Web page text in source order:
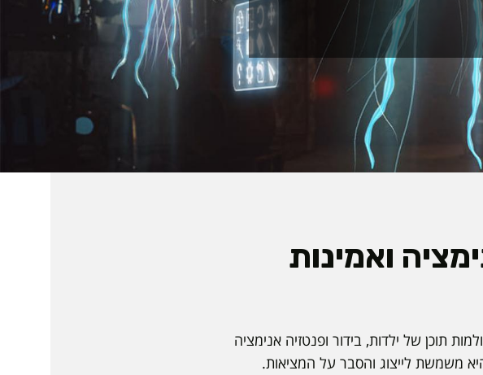
ואמינות
תוכן של ילדות, בידור ופנטזיה אנימציה
היא משמשת לייצוג והסבר על המציאות.